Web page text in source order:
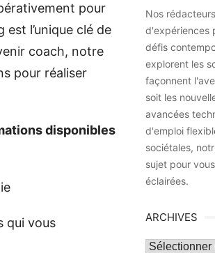
pour
l’unique clé de
coach, notre
pour réaliser
disponibles
qui vous
Nos
d'expériences
défis
explorent les
façonnent
soit les
avancées
d'emploi
sociétales,
sujet pour
éclairées.
ARCHIVES
Archives